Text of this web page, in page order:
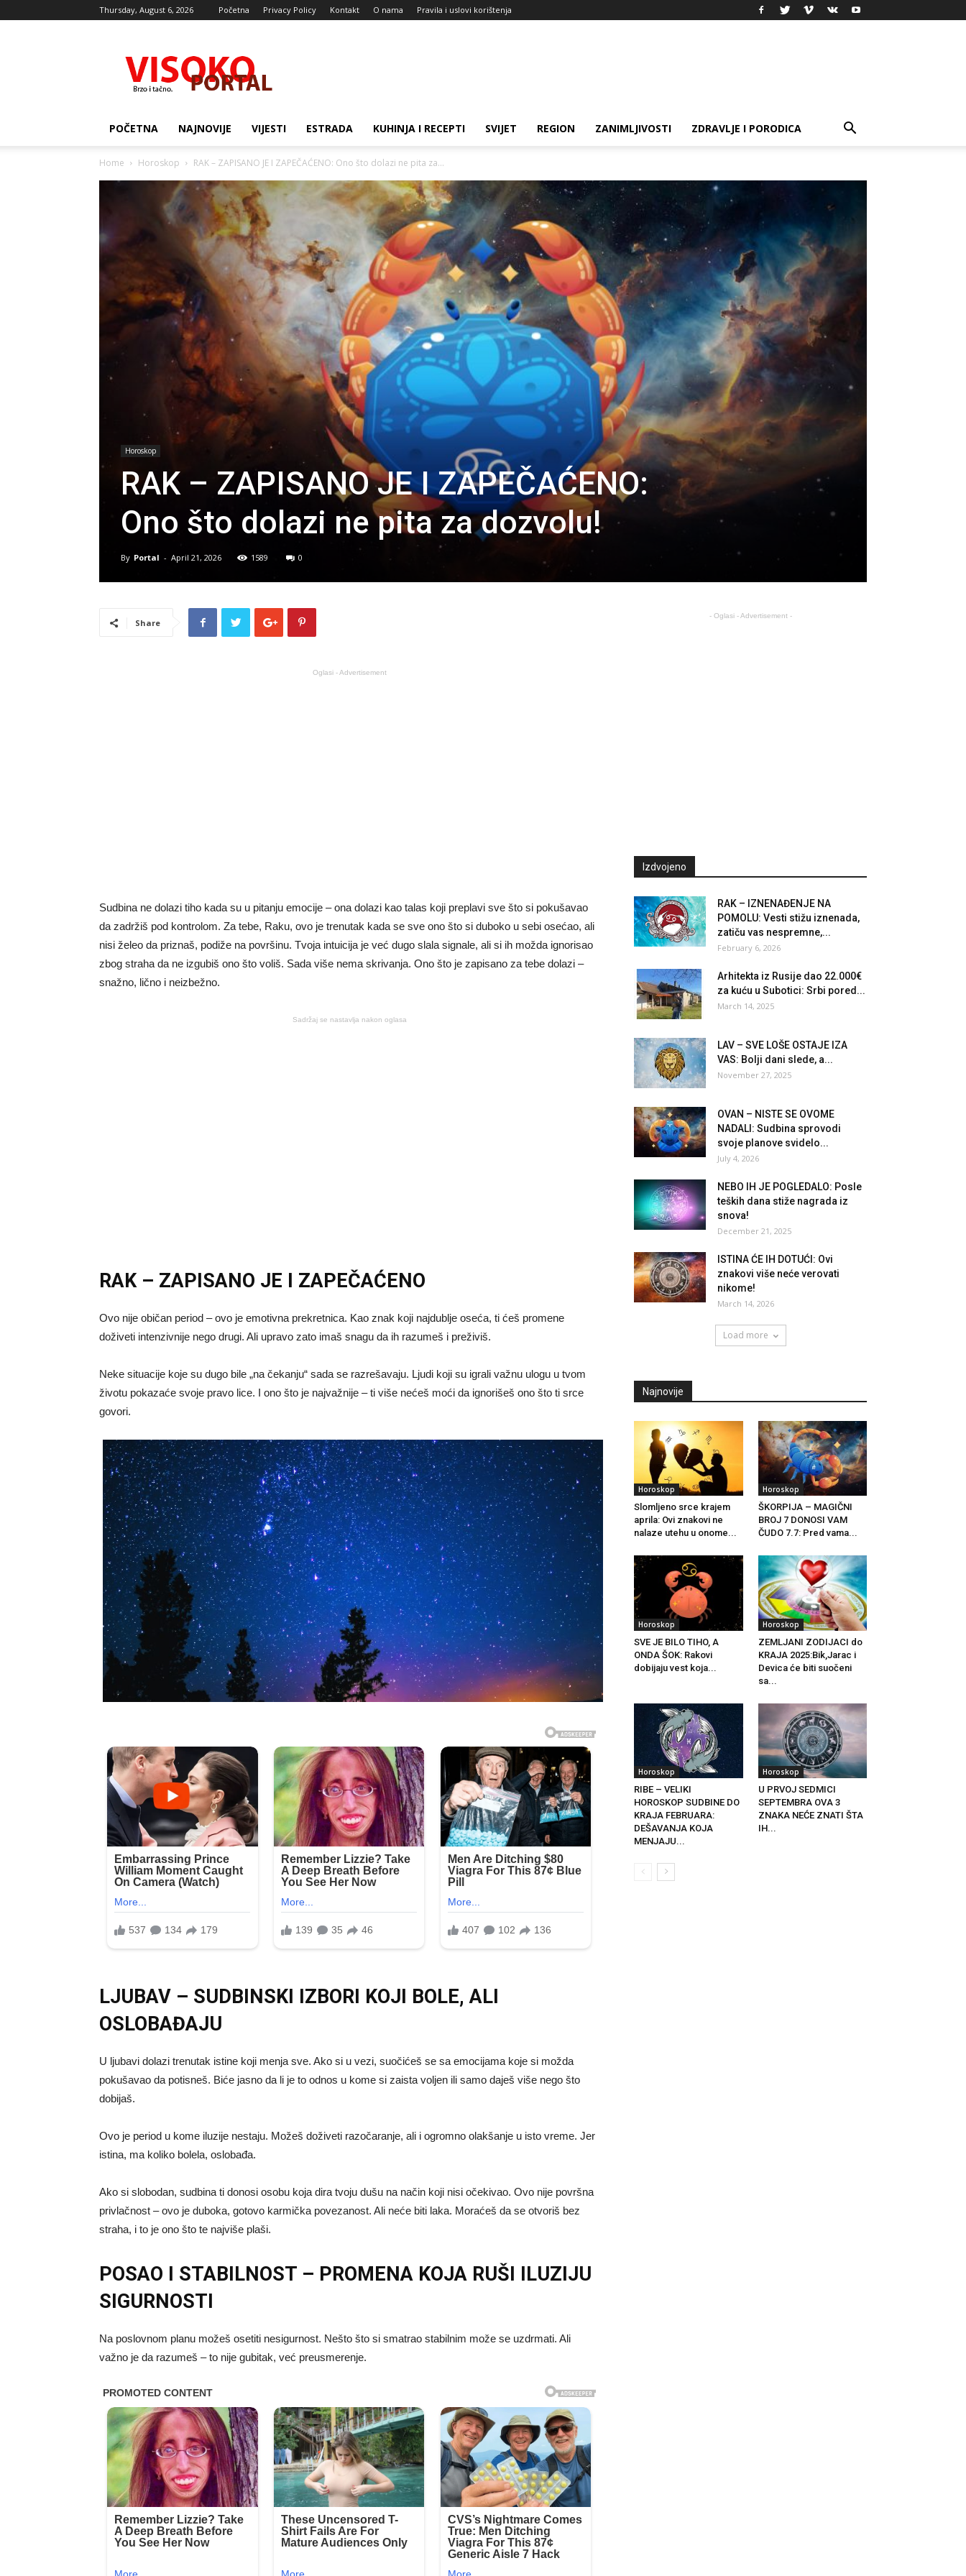
Thursday, August 6, 2026 Početna Privacy Policy Kontakt O nama Pravila i uslovi korištenja
portal
POČETNA NAJNOVIJE VIJESTI ESTRADA KUHINJA I RECEPTI SVIJET REGION ZANIMLJIVOSTI ZDRAVLJE I PORODICA
Home Horoskop RAK – ZAPISANO JE I ZAPEČAĆENO: Ono što dolazi ne pita za...
Horoskop
RAK – ZAPISANO JE I ZAPEČAĆENO:
Ono što dolazi ne pita za dozvolu!
By Portal - April 21, 2026 1589 0
Share
Oglasi - Advertisement
Sudbina ne dolazi tiho kada su u pitanju emocije – ona dolazi kao talas koji preplavi sve što si pokušavao
da zadržiš pod kontrolom. Za tebe, Raku, ovo je trenutak kada se sve ono što si duboko u sebi osećao, ali
nisi želeo da priznaš, podiže na površinu. Tvoja intuicija je već dugo slala signale, ali si ih možda ignorisao
zbog straha da ne izgubiš ono što voliš. Sada više nema skrivanja. Ono što je zapisano za tebe dolazi –
snažno, lično i neizbežno.
Sadržaj se nastavlja nakon oglasa
RAK – ZAPISANO JE I ZAPEČAĆENO
Ovo nije običan period – ovo je emotivna prekretnica. Kao znak koji najdublje oseća, ti ćeš promene
doživeti intenzivnije nego drugi. Ali upravo zato imaš snagu da ih razumeš i preživiš.
Neke situacije koje su dugo bile „na čekanju“ sada se razrešavaju. Ljudi koji su igrali važnu ulogu u tvom
životu pokazaće svoje pravo lice. I ono što je najvažnije – ti više nećeš moći da ignorišeš ono što ti srce
govori.
LJUBAV – SUDBINSKI IZBORI KOJI BOLE, ALI
OSLOBAĐAJU
U ljubavi dolazi trenutak istine koji menja sve. Ako si u vezi, suočićeš se sa emocijama koje si možda
pokušavao da potisneš. Biće jasno da li je to odnos u kome si zaista voljen ili samo daješ više nego što
dobijaš.
Ovo je period u kome iluzije nestaju. Možeš doživeti razočaranje, ali i ogromno olakšanje u isto vreme. Jer
istina, ma koliko bolela, oslobađa.
Ako si slobodan, sudbina ti donosi osobu koja dira tvoju dušu na način koji nisi očekivao. Ovo nije površna
privlačnost – ovo je duboka, gotovo karmička povezanost. Ali neće biti laka. Moraćeš da se otvoriš bez
straha, i to je ono što te najviše plaši.
POSAO I STABILNOST – PROMENA KOJA RUŠI ILUZIJU
SIGURNOSTI
Na poslovnom planu možeš osetiti nesigurnost. Nešto što si smatrao stabilnim može se uzdrmati. Ali
važno je da razumeš – to nije gubitak, već preusmerenje.
- Oglasi - Advertisement -
Izdvojeno
RAK – IZNENAĐENJE NA
POMOLU: Vesti stižu iznenada,
zatiču vas nespremne,...
February 6, 2026
Arhitekta iz Rusije dao 22.000€
za kuću u Subotici: Srbi pored...
March 14, 2025
LAV – SVE LOŠE OSTAJE IZA
VAS: Bolji dani slede, a...
November 27, 2025
OVAN – NISTE SE OVOME
NADALI: Sudbina sprovodi
svoje planove svidelo...
July 4, 2026
NEBO IH JE POGLEDALO: Posle
teških dana stiže nagrada iz
snova!
December 21, 2025
ISTINA ĆE IH DOTUĆI: Ovi
znakovi više neće verovati
nikome!
March 14, 2026
Load more
Najnovije
Horoskop
Slomljeno srce krajem
aprila: Ovi znakovi ne
nalaze utehu u onome...
Horoskop
ŠKORPIJA – MAGIČNI
BROJ 7 DONOSI VAM
ČUDO 7.7: Pred vama...
Horoskop
SVE JE BILO TIHO, A
ONDA ŠOK: Rakovi
dobijaju vest koja...
Horoskop
ZEMLJANI ZODIJACI do
KRAJA 2025:Bik,Jarac i
Devica će biti suočeni
sa...
Horoskop
RIBE – VELIKI
HOROSKOP SUDBINE DO
KRAJA FEBRUARA:
DEŠAVANJA KOJA
MENJAJU...
Horoskop
U PRVOJ SEDMICI
SEPTEMBRA OVA 3
ZNAKA NEĆE ZNATI ŠTA
IH...